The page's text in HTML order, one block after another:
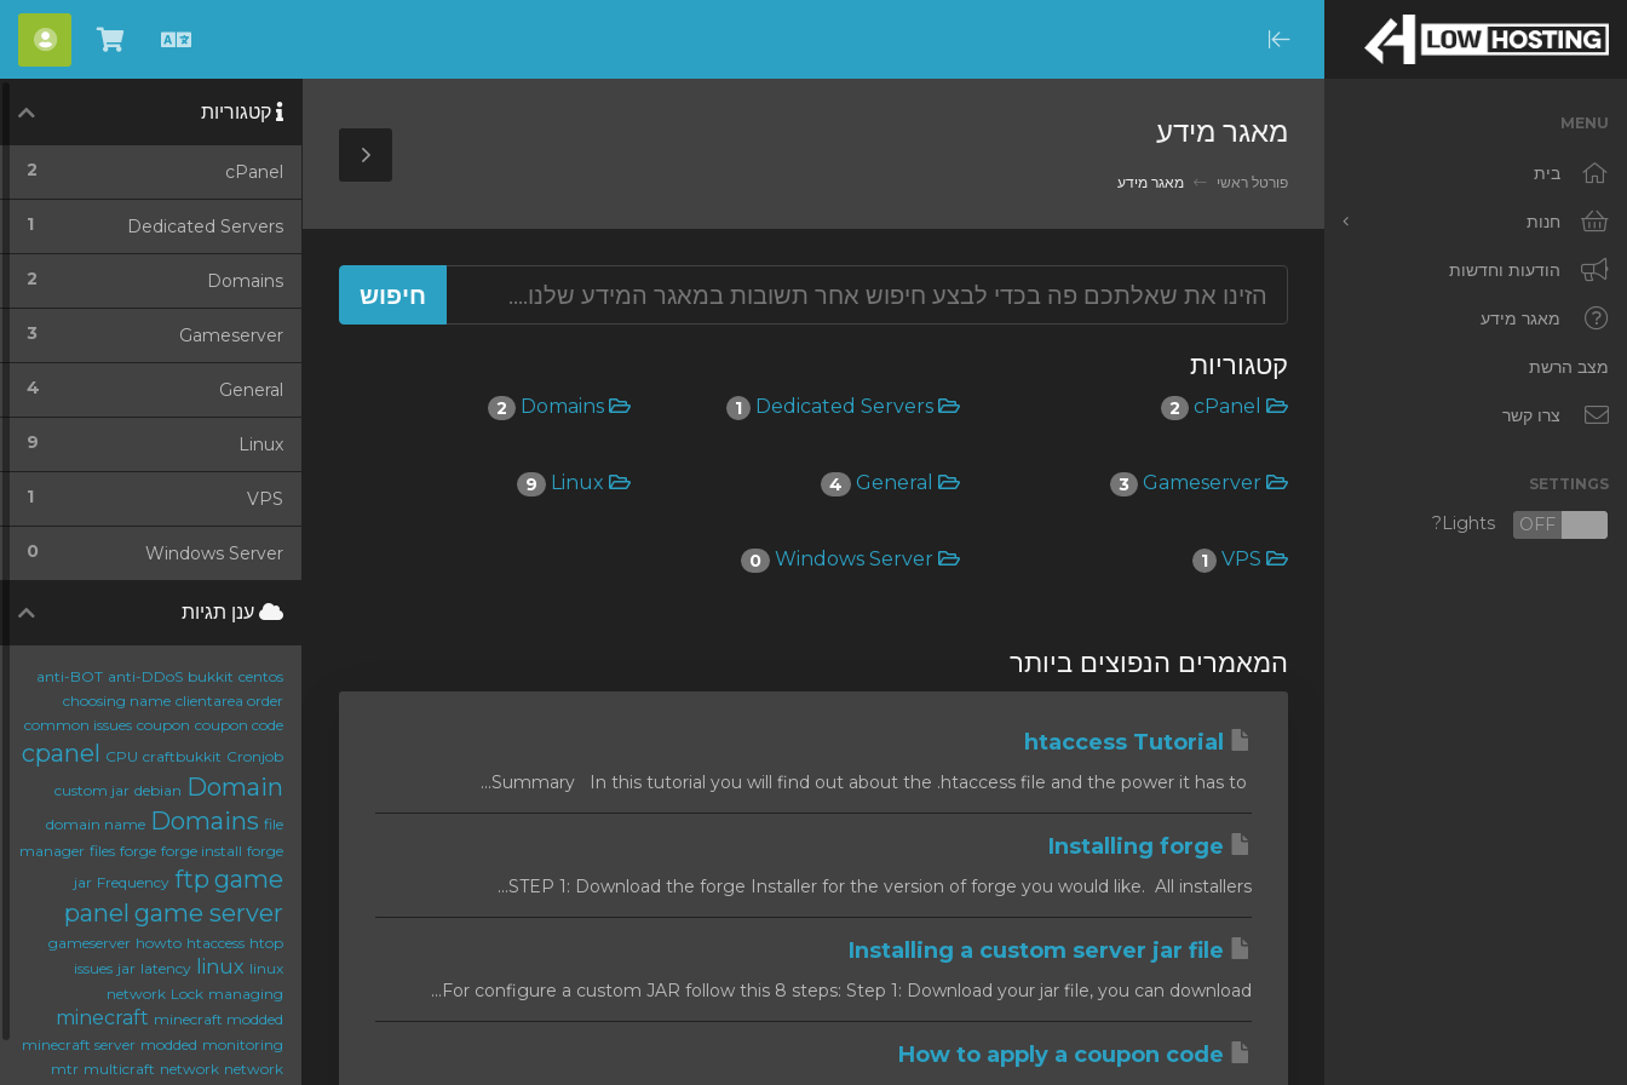
Minimize
Menu
עבריתצפייה
בעגלת
MENU
בית
חנות
כל המוצרים
RKVMPROTECTED
IKVMPROTECTED
XKVMPROTECTED
Protected Web Hosting
הודעות וחדשות
מאגר מידע
מצב הרשת
צרו קשר
SETTINGS
OFF
מאגר מידע
פורטל ראשי מאגר מידע
Toggle
Sidebar
קטגוריות
2
Dedicated Servers
1
Domains
2
3
4
Linux
9
1
0
המאמרים הנפוצים ביותר
STEP 1: Download the forge Installer for the version of forge you would like. All installers...
For configure a custom JAR follow this 8 steps: Step 1: Download your jar file, you can download...
קטגוריות
2 cPanel
1 Dedicated Servers
2 Domains
3 Gameserver
4 General
9 Linux
1 VPS
0 Windows Server
ענן תגיות
anti-BOT anti-DDoS bukkit centos
choosing name clientarea order
common issues coupon coupon code
cpanel CPU craftbukkit Cronjob
custom jar debian Domain
domain name Domains file
manager files forge forge install forge
jar Frequency ftp game
panel game server
gameserver howto htaccess htop
issues jar latency linux linux
network Lock managing
minecraft minecraft modded
minecraft server modded monitoring
mtr multicraft network network